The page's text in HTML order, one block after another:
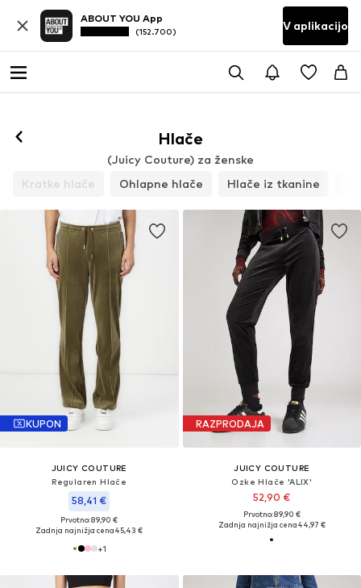
ABOUT YOU App
(152.700) V aplikacijo
Hlače
(Juicy Couture) za ženske
Kratke hlače
Ohlapne hlače Hlače iz tkanine
KUPON
JUICY COUTURE
Regularen Hlače
58,41 €
Prvotno: 89,90 €
Zadnja najnižja cena45,43 €
+1
RAZPRODAJA
JUICY COUTURE
Ozke Hlače 'ALIX'
52,90 €
Prvotno: 89,90 €
Zadnja najnižja cena44,97 €